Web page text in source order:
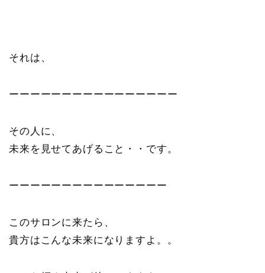
それは、
ーーーーーーーーーーーーーーーー
その人に、
未来を見せてあげること・・です。
ーーーーーーーーーーーーーーー
このサロンに来たら、
貴方はこんな未来になりますよ。。